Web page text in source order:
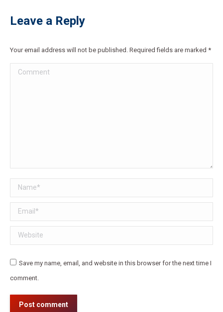
Leave a Reply
Your email address will not be published. Required fields are marked *
Comment
Name *
Email *
Website
Save my name, email, and website in this browser for the next time I
comment.
Post comment